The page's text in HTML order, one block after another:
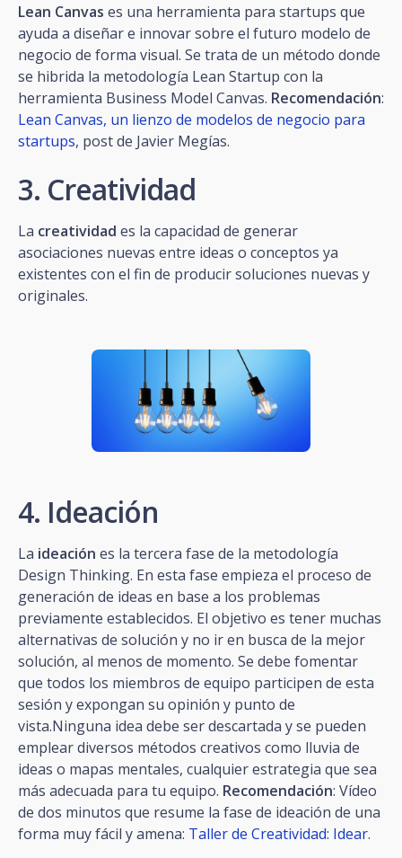
Lean Canvas es una herramienta para startups que
ayuda a diseñar e innovar sobre el futuro modelo de
negocio de forma visual. Se trata de un método donde
se hibrida la metodología Lean Startup con la
herramienta Business Model Canvas. Recomendación:
Lean Canvas, un lienzo de modelos de negocio para
startups, post de Javier Megías.
3. Creatividad
La creatividad es la capacidad de generar
asociaciones nuevas entre ideas o conceptos ya
existentes con el fin de producir soluciones nuevas y
originales.
4. Ideación
La ideación es la tercera fase de la metodología
Design Thinking. En esta fase empieza el proceso de
generación de ideas en base a los problemas
previamente establecidos. El objetivo es tener muchas
alternativas de solución y no ir en busca de la mejor
solución, al menos de momento. Se debe fomentar
que todos los miembros de equipo participen de esta
sesión y expongan su opinión y punto de
vista.Ninguna idea debe ser descartada y se pueden
emplear diversos métodos creativos como lluvia de
ideas o mapas mentales, cualquier estrategia que sea
más adecuada para tu equipo. Recomendación: Vídeo
de dos minutos que resume la fase de ideación de una
forma muy fácil y amena: Taller de Creatividad: Idear.